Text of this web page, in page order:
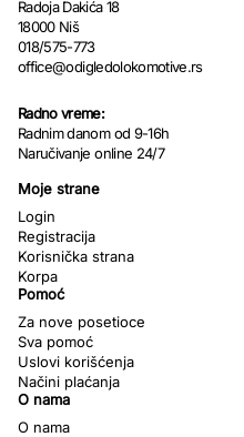
Radoja Dakića 18
18000 Niš
018/575-773
office@odigledolokomotive.rs
Radno vreme:
Radnim danom od 9-16h
Naručivanje online 24/7
Moje strane
Login
Registracija
Korisnička strana
Korpa
Pomoć
Za nove posetioce
Sva pomoć
Uslovi korišćenja
Načini plaćanja
O nama
O nama